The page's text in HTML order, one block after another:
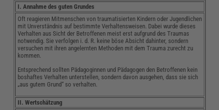
I. Annahme des guten Grundes
Oft reagieren Mitmenschen von traumatisierten Kindern oder Jugendlichen
mit Unverständnis auf bestimmte Verhaltensweisen. Dabei wurde dieses
Verhalten aus Sicht der Betroffenen meist erst aufgrund des Traumas
notwendig. Sie verfolgen i. d. R. keine böse Absicht dahinter, sondern
versuchen mit ihren angelernten Methoden mit dem Trauma zurecht zu
kommen.
Entsprechend sollten Pädagoginnen und Pädagogen den Betroffenen kein
boshaftes Verhalten unterstellen, sondern davon ausgehen, dass sie sich
„aus gutem Grund“ so verhalten.
II. Wertschätzung